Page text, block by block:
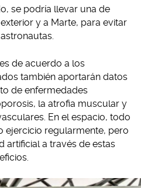
se podría llevar una de
y a Marte, para evitar
de acuerdo a los
también aportarán datos
de enfermedades
la atrofia muscular y
En el espacio, todo
ejercicio regularmente, pero
artificial a través de estas